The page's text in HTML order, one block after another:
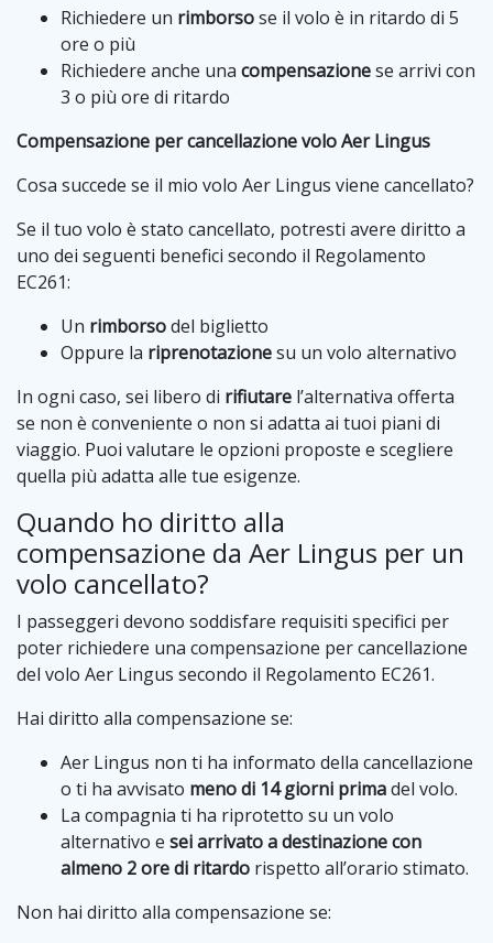
Richiedere un rimborsose il volo è in ritardo di 5
ore o più
Richiedere anche una compensazionese arrivi con
3 o più ore di ritardo
Compensazione per cancellazione volo Aer Lingus
Cosa succede se il mio volo Aer Lingus viene cancellato?
Se il tuo volo è stato cancellato, potresti avere diritto a
uno dei seguenti benefici secondo il Regolamento
EC261:
Un rimborsodel biglietto
Oppure la riprenotazionesu un volo alternativo
In ogni caso, sei libero di rifiutare l’alternativa offerta
se non è conveniente o non si adatta ai tuoi piani di
viaggio. Puoi valutare le opzioni proposte e scegliere
quella più adatta alle tue esigenze.
Quando ho diritto alla
compensazione da Aer Lingus per un
volo cancellato?
I passeggeri devono soddisfare requisiti specifici per
poter richiedere una compensazione per cancellazione
del volo Aer Lingus secondo il Regolamento EC261.
Hai diritto alla compensazione se:
Aer Lingus non ti ha informato della cancellazione
o ti ha avvisato meno di 14 giorni primadel volo.
La compagnia ti ha riprotetto su un volo
alternativo e sei arrivato a destinazione con
almeno 2 ore di ritardo rispetto all’orario stimato.
Non hai diritto alla compensazione se: